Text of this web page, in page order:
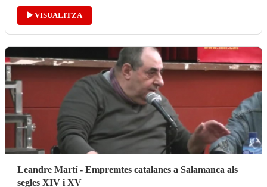
VISUALITZA
Leandre Martí - Empremtes catalanes a Salamanca als
segles XIV i XV